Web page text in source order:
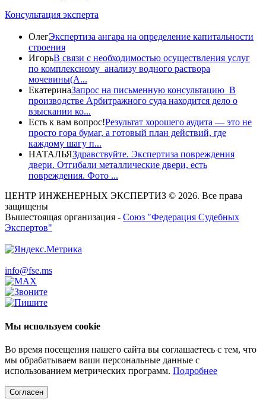
Консультация эксперта
ОлегЭкспертиза ангара на определение капитальности
строения
ИгорьВ связи с необходимостью осуществления услуг
по комплексному анализу водного раствора
мочевины(A...
ЕкатеринаЗапрос на письменную консультацию В
производстве Арбитражного суда находится дело о
взыскании ко...
Есть к вам вопрос!Результат хорошего аудита — это не
просто гора бумаг, а готовый план действий, где
каждому шагу п...
НАТАЛЬЯЗдравствуйте. Экспертиза повреждения
двери. Отгибали металлические двери, есть
повреждения. Фото ...
ЦЕНТР ИНЖЕНЕРНЫХ ЭКСПЕРТИЗ © 2026. Все права
защищены
Вышестоящая организация - Союз "Федерация Судебных
Экспертов"
info@fse.ms
Мы используем cookie
Во время посещения нашего сайта вы соглашаетесь с тем, что
мы обрабатываем ваши персональные данные с
использованием метрических программ. Подробнее
Согласен